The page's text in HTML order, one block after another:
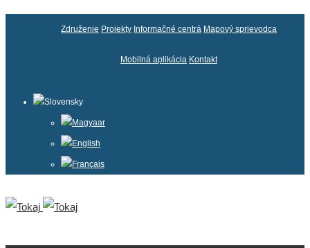
Združenie Projekty Informačné centrá Mapový sprievodca
Mobilná aplikácia Kontakt
Slovensky
Magyaar
English
Français